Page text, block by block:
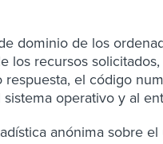
dominio de los
recursos
el código
operativo y al
anónima sobre